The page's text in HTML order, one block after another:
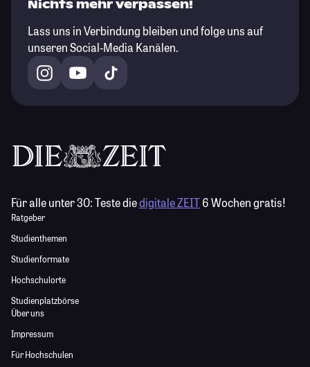
Nichts mehr verpassen!
Lass uns in Verbindung bleiben und folge uns auf
unseren Social-Media Kanälen.
Für alle unter 30:Teste diedigitale ZEIT6 Wochen gratis!
Ratgeber
Studienthemen
Studienformate
Hochschulorte
Studienplatzbörse
Über uns
Impressum
Für Hochschulen